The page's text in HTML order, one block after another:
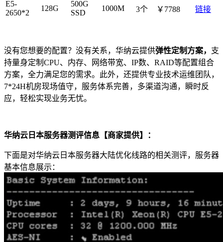
E5-
2650*2
128G
500G
SSD
1000M 3个 ￥7788 链接
没有您想要的配置？没有关系，华纳云提供弹性定制方案， 支
持量身定制CPU、内存、网络带宽、IP数、RAID等配置组合
方案，全力满足您的需求。此外，还提供专业技术运维团队，
7*24H机房现场值守，服务体系完善，多渠道沟通，瞬时反
应，轻松实现业务无忧。
华纳云日本服务器测评信息【商家提供】：
下面是对华纳云日本服务器大陆优化线路的相关测评，服务器
基本信息展示：